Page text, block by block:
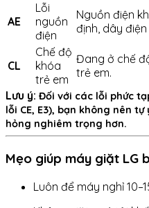
AE
Lỗi
nguồn
điện
Nguồn điện
định, dây
CL
Chế độ
khóa
trẻ em
Đang ở chế
trẻ em.
Lưu ý: Đối với các lỗi phức
lỗi CE, E3), bạn không nên
hỏng nghiêm trọng hơn.
Mẹo giúp máy giặt LG
Luôn để máy nghỉ